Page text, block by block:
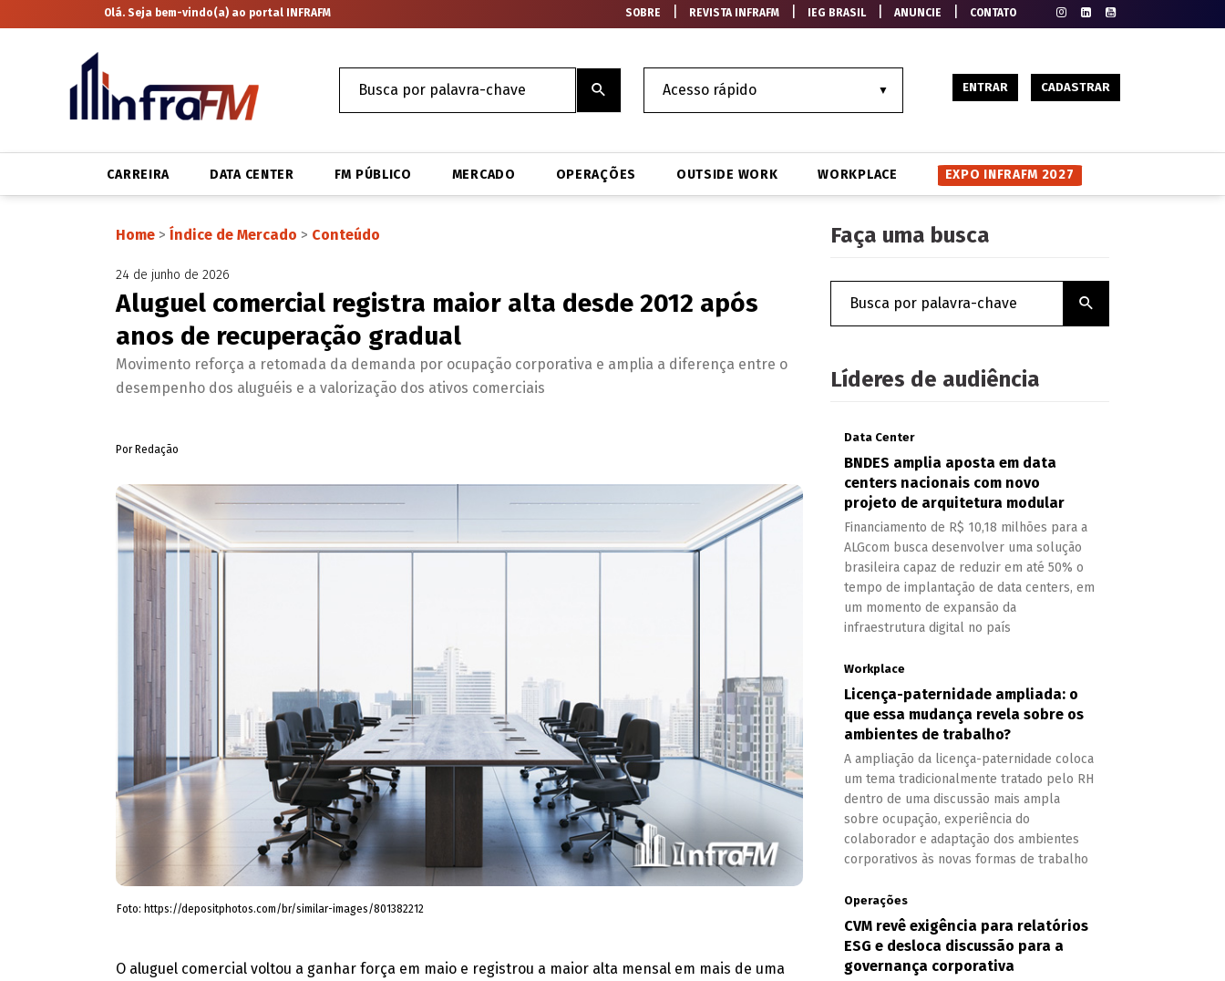
Olá. Seja bem-vindo(a) ao portal INFRAFM SOBRE REVISTA INFRAFM IEG BRASIL|ANUNCIE CONTATO
ENTRAR CADASTRAR
CARREIRA DATA CENTER FM PÚBLICO MERCADO OPERAÇÕES OUTSIDE WORK WORKPLACE EXPO INFRAFM 2027
Home> Índice de Mercado > Conteúdo
24 de junho de 2026
Aluguel comercial registra maior alta desde 2012 após
anos de recuperação gradual
Movimento reforça a retomada da demanda por ocupação corporativa e amplia a diferença entre o
desempenho dos aluguéis e a valorização dos ativos comerciais
Por Redação
Foto: https://depositphotos.com/br/similar-images/801382212
O aluguel comercial voltou a ganhar força em maio e registrou a maior alta mensal em mais de uma
Faça uma busca
Líderes de audiência
Data Center
BNDES amplia aposta em data
centers nacionais com novo
projeto de arquitetura modular
Financiamento de R$ 10,18 milhões para a
ALGcom busca desenvolver uma solução
brasileira capaz de reduzir em até 50% o
tempo de implantação de data centers, em
um momento de expansão da
infraestrutura digital no país
Workplace
Licença-paternidade ampliada: o
que essa mudança revela sobre os
ambientes de trabalho?
A ampliação da licença-paternidade coloca
um tema tradicionalmente tratado pelo RH
dentro de uma discussão mais ampla
sobre ocupação, experiência do
colaborador e adaptação dos ambientes
corporativos às novas formas de trabalho
Operações
CVM revê exigência para relatórios
ESG e desloca discussão para a
governança corporativa